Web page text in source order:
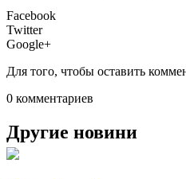
Facebook
Twitter
Google+
Для того, чтобы оставить
0 комментариев
Другие новини